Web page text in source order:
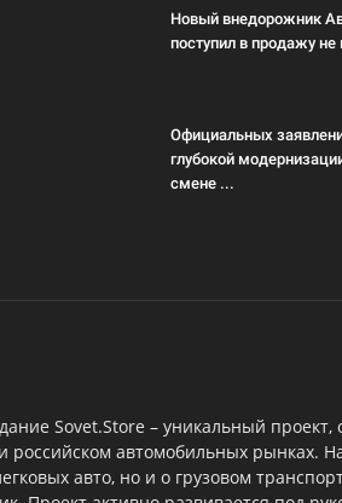
Новый внедорожник
поступил в продажу не
Официальных
глубокой
смене ...
Sovet.Store – уникальный
российском автомобильных рынках.
авто, но и о грузовом